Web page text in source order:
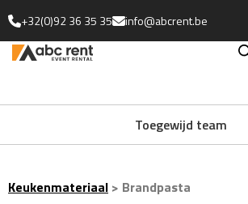
+32(0)92 36 35 35 info@abcrent.be
Toegewijd team
Keukenmateriaal > Brandpasta